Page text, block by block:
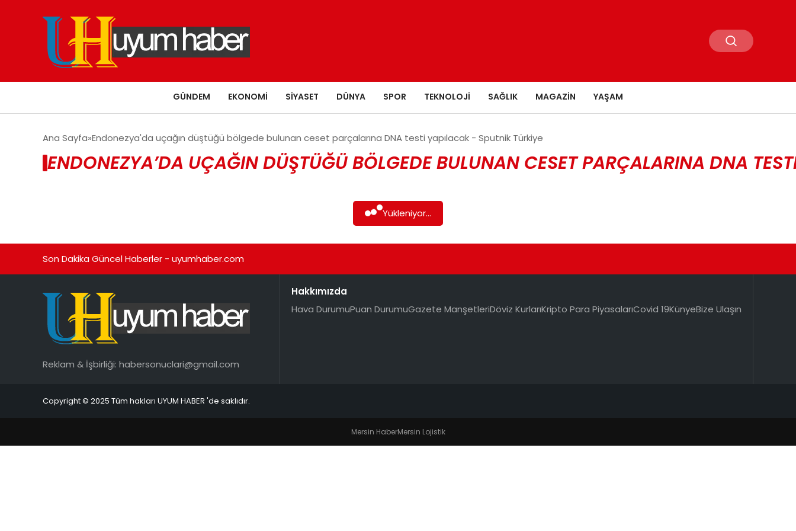
GÜNDEM EKONOMI SIYASET DÜNYA SPOR TEKNOLOJI SAĞLIK MAGAZIN YAŞAM
Ana Sayfa Endonezya'da uçağın düştüğü bölgede bulunan ceset parçalarına DNA testi yapılacak - Sputnik Türkiye
ENDONEZYA’DA UÇAĞIN DÜŞTÜĞÜ BÖLGEDE BULUNAN CESET PARÇALARINA DNA
Yükleniyor...
Son Dakika Güncel Haberler - uyumhaber.com
Reklam & İşbirliği: habersonuclari@gmail.com
Hakkımızda
Hava DurumuPuan DurumuGazete ManşetleriDöviz KurlarıKripto Para PiyasalarıCovid 19KünyeBize Ulaşın
Copyright © 2025 Tüm hakları UYUM HABER 'de saklıdır.
Mersin HaberMersin Lojistik